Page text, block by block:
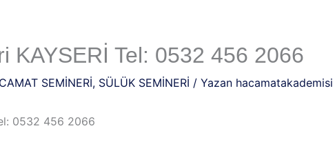
KAYSERİ Tel: 0532 456 2066
SEMİNERİ, SÜLÜK SEMİNERİ / Yazan hacamatakademisi
0532 456 2066